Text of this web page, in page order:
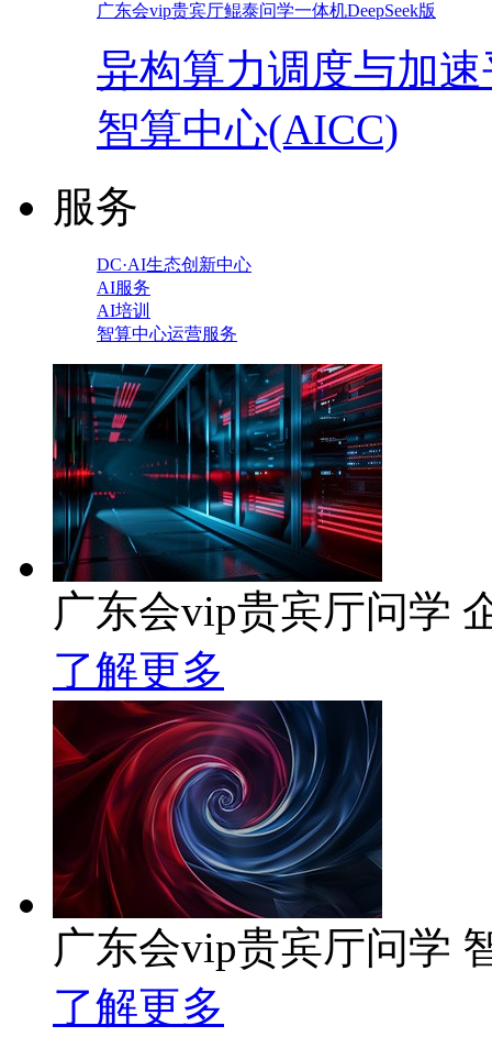
广东会vip贵宾厅鲲泰问学一体机DeepSeek版
异构算力调度与加
智算中心(AICC)
服务
DC·AI生态创新中心
AI服务
AI培训
智算中心运营服务
广东会vip贵宾厅问学
了解更多
广东会vip贵宾厅问学
了解更多